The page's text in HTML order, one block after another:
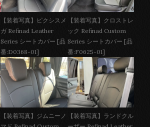
【装着写真】ピクシスメ
ガ Refinad Leather
Series シートカバー [品
番:D0368-01]
【装着写真】クロストレ
ック Refinad Custom
Series シートカバー [品
番:F0625-01]
【装着写真】ジムニーノ
【装着写真】ランドクル